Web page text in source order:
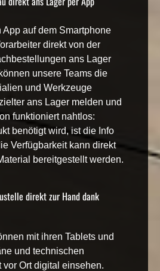
App auf dem Smartphone
direkt von der
ans Lager
unsere Teams die
und Werkzeuge
ans Lager melden und
funktioniert nahtlos:
benötigt wird, ist die Info
Verfügbarkeit kann direkt
bereitgestellt werden.
direkt zur Hand dank
mit ihren Tablets und
und technischen
vor Ort digital einsehen.